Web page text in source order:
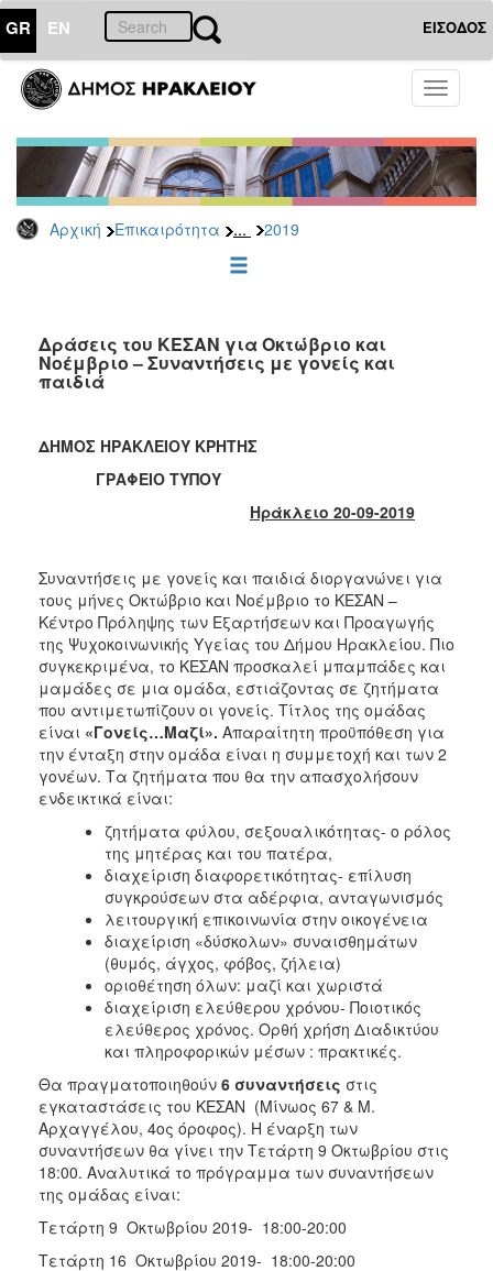
GR EN ΕΙΣΟΔΟΣ
Toggle
Αρχική Επικαιρότητα ... 2019
ΕΠΙΚΑΙΡΟΤΗΤΑ
Τύπου
Αρχείο
2026
2025
2022
2021
2019
2018
2015
2013
2012
2011
2010
2006
Δράσεις του ΚΕΣΑΝ για Οκτώβριο και
Νοέμβριο – Συναντήσεις με γονείς και
παιδιά
ΔΗΜΟΣ ΗΡΑΚΛΕΙΟΥ ΚΡΗΤΗΣ
ΓΡΑΦΕΙΟ ΤΥΠΟΥ
Ηράκλειο 20-09-2019
Συναντήσεις με γονείς και παιδιά διοργανώνει για
τους μήνες Οκτώβριο και Νοέμβριο το ΚΕΣΑΝ –
Κέντρο Πρόληψης των Εξαρτήσεων και Προαγωγής
της Ψυχοκοινωνικής Υγείας του Δήμου Ηρακλείου. Πιο
συγκεκριμένα, το ΚΕΣΑΝ προσκαλεί μπαμπάδες και
μαμάδες σε μια ομάδα, εστιάζοντας σε ζητήματα
που αντιμετωπίζουν οι γονείς. Τίτλος της ομάδας
είναι «Γονείς…Μαζί». Απαραίτητη προϋπόθεση για
την ένταξη στην ομάδα είναι η συμμετοχή και των 2
γονέων. Τα ζητήματα που θα την απασχολήσουν
ενδεικτικά είναι:
ζητήματα φύλου, σεξουαλικότητας- ο ρόλος
της μητέρας και του πατέρα,
διαχείριση διαφορετικότητας- επίλυση
συγκρούσεων στα αδέρφια, ανταγωνισμός
λειτουργική επικοινωνία στην οικογένεια
διαχείριση «δύσκολων» συναισθημάτων
(θυμός, άγχος, φόβος, ζήλεια)
οριοθέτηση όλων: μαζί και χωριστά
διαχείριση ελεύθερου χρόνου- Ποιοτικός
ελεύθερος χρόνος. Ορθή χρήση Διαδικτύου
και πληροφορικών μέσων : πρακτικές.
Θα πραγματοποιηθούν 6 συναντήσεις στις
εγκαταστάσεις του ΚΕΣΑΝ (Μίνωος 67 & Μ.
Αρχαγγέλου, 4ος όροφος). Η έναρξη των
συναντήσεων θα γίνει την Τετάρτη 9 Οκτωβρίου στις
18:00. Αναλυτικά το πρόγραμμα των συναντήσεων
της ομάδας είναι:
Τετάρτη 9 Οκτωβρίου 2019- 18:00-20:00
Τετάρτη 16 Οκτωβρίου 2019- 18:00-20:00